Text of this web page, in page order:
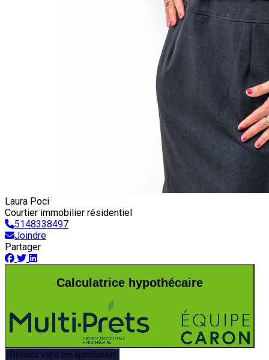
Laura Poci
Courtier immobilier résidentiel
5148338497
Joindre
Partager
Calculatrice hypothécaire
Obtenez votre pré-approbation